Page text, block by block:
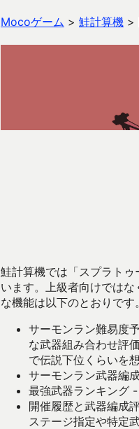
Mocoゲーム > 鮭計算機 >
鮭計算機では「スプラト
います。上級者向けでは
な機能は以下のとおりです。
サーモンラン難易度
な武器組み合わせ評
で伝説下位くらいを想
サーモンラン武器編
最強武器ランキング
開催履歴と武器編成
ステージ指定や特定